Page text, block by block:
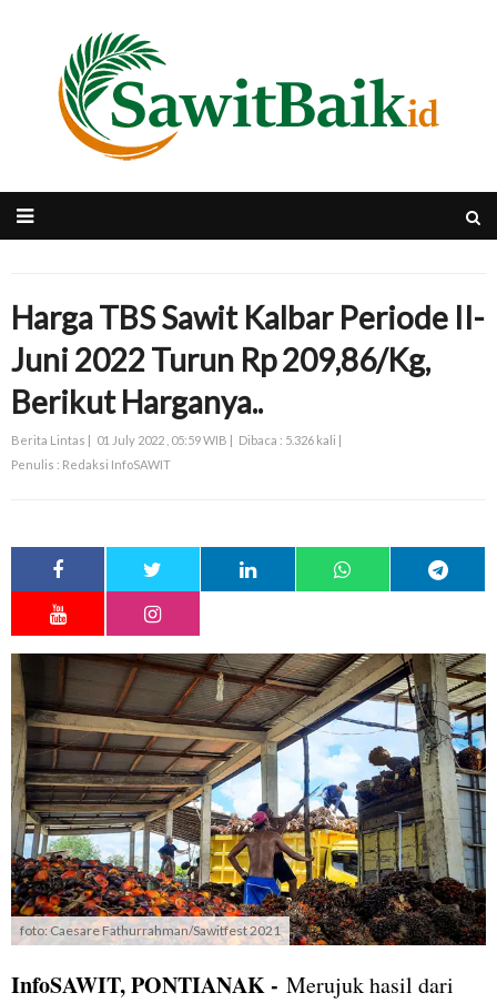
Harga TBS Sawit Kalbar Periode II-
Juni 2022 Turun Rp 209,86/Kg,
Berikut Harganya..
Berita Lintas | 01 July 2022 , 05:59 WIB | Dibaca : 5.326 kali |
Penulis : Redaksi InfoSAWIT
foto: Caesare Fathurrahman/Sawitfest 2021
InfoSAWIT, PONTIANAK - Merujuk hasil dari